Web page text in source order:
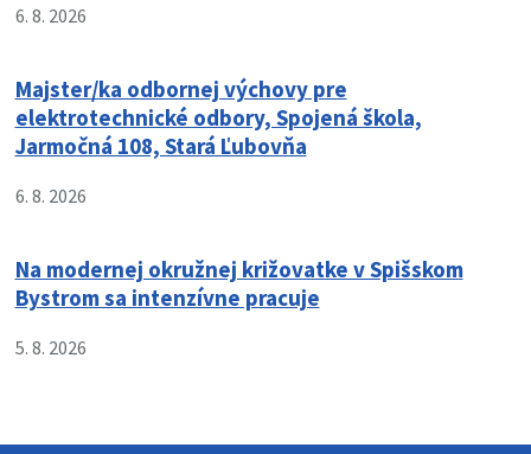
6. 8. 2026
Majster/ka odbornej výchovy pre
elektrotechnické odbory, Spojená škola,
Jarmočná 108, Stará Ľubovňa
6. 8. 2026
Na modernej okružnej križovatke v Spišskom
Bystrom sa intenzívne pracuje
5. 8. 2026